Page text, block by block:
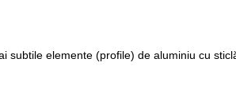
subtile elemente (profile) de aluminiu cu